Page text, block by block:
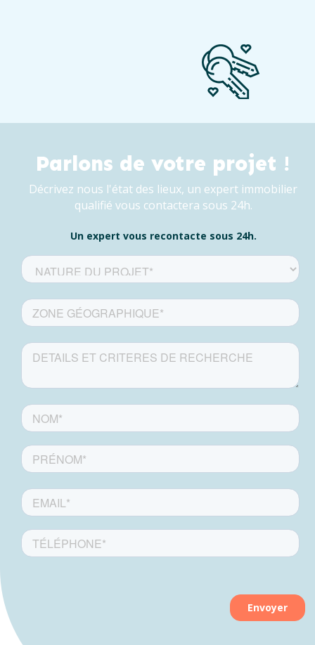
Parlons de votre projet !
Décrivez nous l'état des lieux, un expert immobilier
qualifié vous contactera sous 24h.